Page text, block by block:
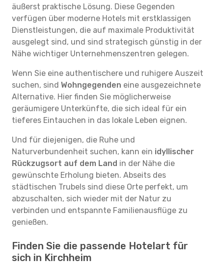
äußerst praktische Lösung. Diese Gegenden
verfügen über moderne Hotels mit erstklassigen
Dienstleistungen, die auf maximale Produktivität
ausgelegt sind, und sind strategisch günstig in der
Nähe wichtiger Unternehmenszentren gelegen.
Wenn Sie eine authentischere und ruhigere Auszeit
suchen, sind Wohngegenden eine ausgezeichnete
Alternative. Hier finden Sie möglicherweise
geräumigere Unterkünfte, die sich ideal für ein
tieferes Eintauchen in das lokale Leben eignen.
Und für diejenigen, die Ruhe und
Naturverbundenheit suchen, kann ein idyllischer
Rückzugsort auf dem Land in der Nähe die
gewünschte Erholung bieten. Abseits des
städtischen Trubels sind diese Orte perfekt, um
abzuschalten, sich wieder mit der Natur zu
verbinden und entspannte Familienausflüge zu
genießen.
Finden Sie die passende Hotelart für
sich in Kirchheim